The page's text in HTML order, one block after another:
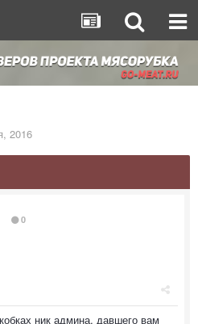
2016
0
ник админа, давшего вам